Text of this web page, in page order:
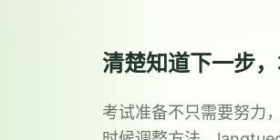
清楚知道下一步
考试准备不只需要努力